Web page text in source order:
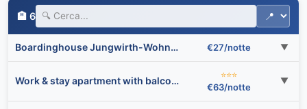
🏨 6
Boardinghouse Jungwirth-Wohnzeit €27/notte ▼
Work & stay apartment with balcony near Ingolstadt
⭐⭐⭐
€63/notte
▼